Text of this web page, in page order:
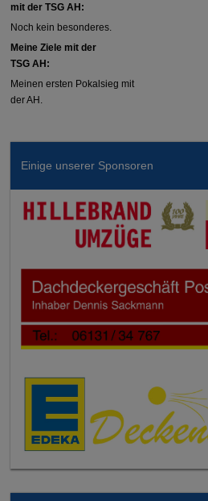
mit der TSG AH:
Noch kein besonderes.
Meine Ziele mit der
TSG AH:
Meinen ersten Pokalsieg mit
der AH.
Einige unserer Sponsoren